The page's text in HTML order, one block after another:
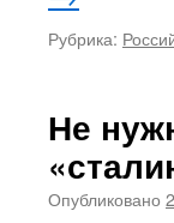
Рубрика:
Не
Опубликовано